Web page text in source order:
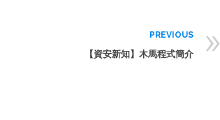
»
PREVIOUS
【資安新知】木馬程式簡介